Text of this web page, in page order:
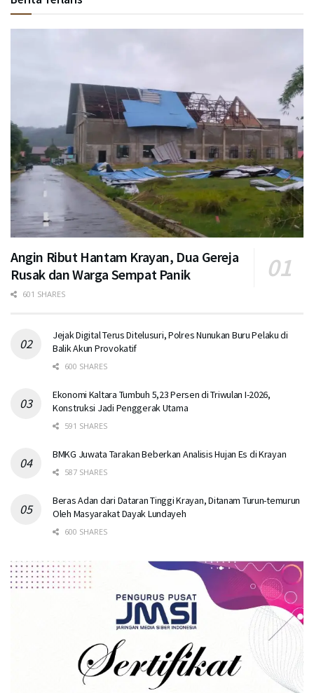
Angin Ribut Hantam Krayan, Dua Gereja
Rusak dan Warga Sempat Panik
601 SHARES
Jejak Digital Terus Ditelusuri, Polres Nunukan Buru Pelaku di
Balik Akun Provokatif
600 SHARES
Ekonomi Kaltara Tumbuh 5,23 Persen di Triwulan I-2026,
Konstruksi Jadi Penggerak Utama
591 SHARES
BMKG Juwata Tarakan Beberkan Analisis Hujan Es di Krayan
587 SHARES
Beras Adan dari Dataran Tinggi Krayan, Ditanam Turun-temurun
Oleh Masyarakat Dayak Lundayeh
600 SHARES